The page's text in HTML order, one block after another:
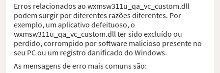
Erros relacionados ao wxmsw311u_qa_vc_custom.dll
podem surgir por diferentes razões diferentes. Por
exemplo, um aplicativo defeituoso, o
wxmsw311u_qa_vc_custom.dll ter sido excluído ou
perdido, corrompido por software malicioso presente no
seu PC ou um registro danificado do Windows.
As mensagens de erro mais comuns são: